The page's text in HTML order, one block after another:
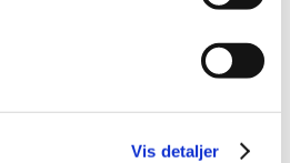
Vis detaljer